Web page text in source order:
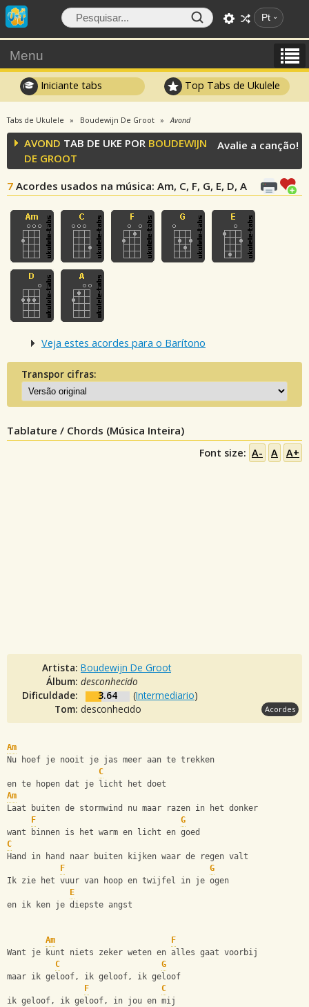
Pt
Menu
Iniciante tabs Top Tabs de Ukulele
Tabs de Ukulele Boudewijn De Groot Avond
AVOND TAB DE UKE POR BOUDEWIJN
DE GROOT
7 Acordes usados na música: Am, C, F, G, E, D, A
Avalie a canção!
Veja estes acordes para o Barítono
Transpor cifras:
Tablature / Chords (Música Inteira)
Font size: A- A A+
Artista: Boudewijn De Groot
Álbum: desconhecido
Dificuldade:
3.64 (Intermediario)
Tom: desconhecido Acordes
Am
Nu hoef je nooit je jas meer aan te trekken
C
en te hopen dat je licht het doet
Am
Laat buiten de stormwind nu maar razen in het donker
F
G
want binnen is het warm en licht en goed
C
Hand in hand naar buiten kijken waar de regen valt
F
G
Ik zie het vuur van hoop en twijfel in je ogen
E
en ik ken je diepste angst
Am
F
Want je kunt niets zeker weten en alles gaat voorbij
C
G
maar ik geloof, ik geloof, ik geloof
F
C
ik geloof, ik geloof, in jou en mij